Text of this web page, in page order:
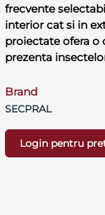
frecvente
interior cat si in
proiectate ofera o
prezenta
Brand
SECPRAL
Login pentru